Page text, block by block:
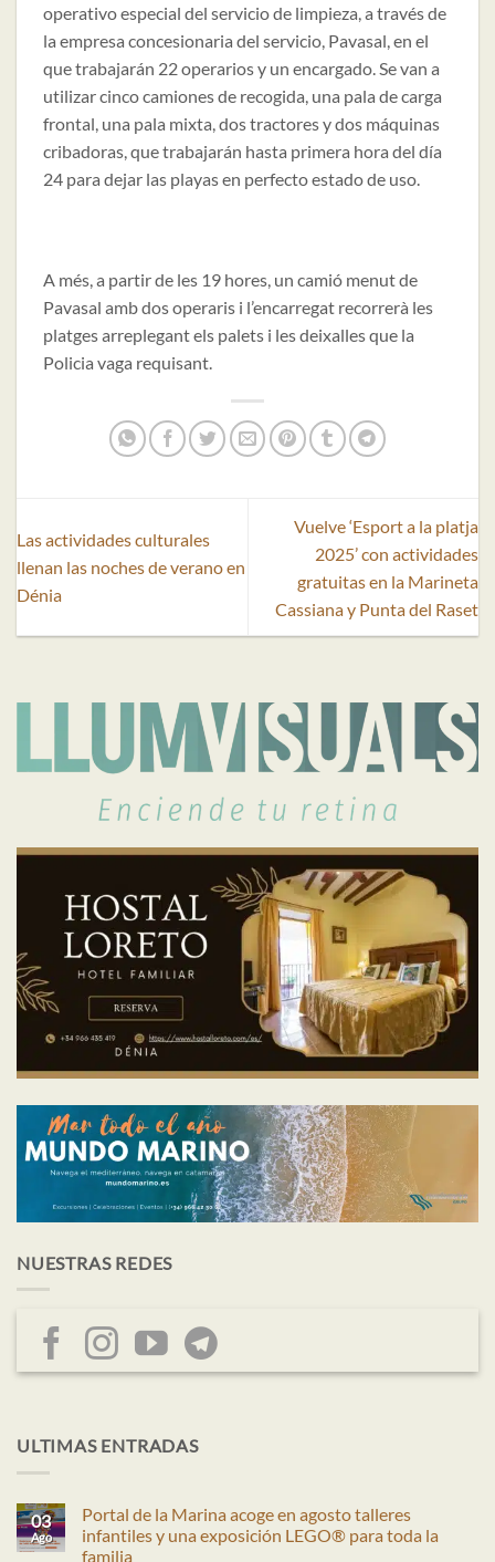
operativo especial del servicio de limpieza, a través de
la empresa concesionaria del servicio, Pavasal, en el
que trabajarán 22 operarios y un encargado. Se van a
utilizar cinco camiones de recogida, una pala de carga
frontal, una pala mixta, dos tractores y dos máquinas
cribadoras, que trabajarán hasta primera hora del día
24 para dejar las playas en perfecto estado de uso.
A més, a partir de les 19 hores, un camió menut de
Pavasal amb dos operaris i l’encarregat recorrerà les
platges arreplegant els palets i les deixalles que la
Policia vaga requisant.
Las actividades culturales
llenan las noches de verano en
Dénia
Vuelve ‘Esport a la platja
2025’ con actividades
gratuitas en la Marineta
Cassiana y Punta del Raset
NUESTRAS REDES
ULTIMAS ENTRADAS
03
Ago
Portal de la Marina acoge en agosto talleres
infantiles y una exposición LEGO® para toda la
familia